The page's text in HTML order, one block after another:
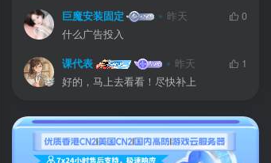
巨魔安装固定 昨天
0
什么广告投入
课代表 昨天
1
好的，马上去看看！尽快补上